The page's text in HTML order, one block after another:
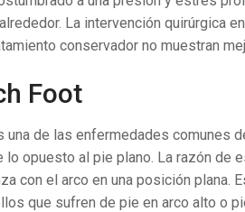
La intervención quirúrgica
conservador no muestran
Foot
una de las enfermedades comunes
lo opuesto al pie plano. La razón de
con el arco en una posición
que sufren de pie en arco alto o